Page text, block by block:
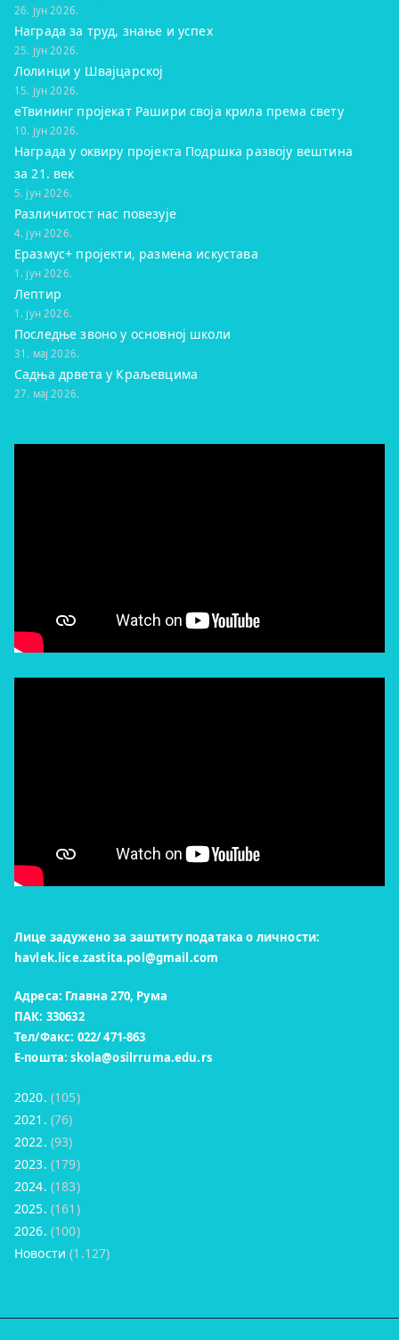
26. јун 2026.
Награда за труд, знање и успех
25. јун 2026.
Лолинци у Швајцарској
15. јун 2026.
eТвининг пројекат Рашири своја крила према свету
10. јун 2026.
Награда у оквиру пројекта Подршка развоју вештина
за 21. век
5. јун 2026.
Различитост нас повезује
4. јун 2026.
Еразмус+ пројекти, размена искустава
1. јун 2026.
Лептир
1. јун 2026.
Последње звоно у основној школи
31. мај 2026.
Садња дрвета у Краљевцима
27. мај 2026.
Лице задужено за заштиту података о личности:
havlek.lice.zastita.pol@gmail.com
Адреса: Главна 270, Рума
ПАК: 330632
Тел/Факс: 022/ 471-863
Е-пошта:skola@osilrruma.edu.rs
2020. (105)
2021. (76)
2022. (93)
2023. (179)
2024. (183)
2025. (161)
2026. (100)
Новости (1.127)